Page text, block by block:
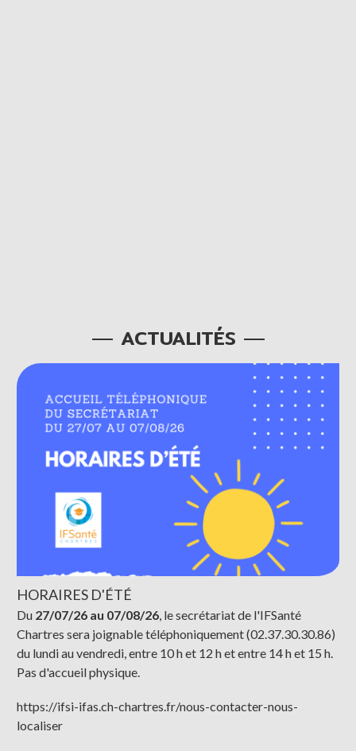
ACTUALITÉS
HORAIRES D'ÉTÉ
Du 27/07/26 au 07/08/26 , le secrétariat de l'IFSanté
Chartres sera joignable téléphoniquement (02.37.30.30.86)
du lundi au vendredi, entre 10 h et 12 h et entre 14 h et 15 h.
Pas d'accueil physique.
https://ifsi-ifas.ch-chartres.fr/nous-contacter-nous-
localiser